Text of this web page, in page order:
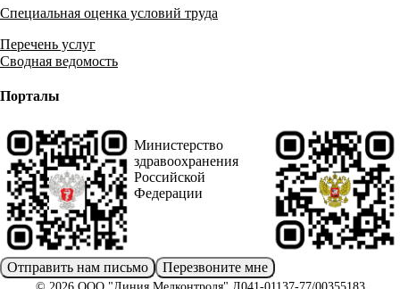
Специальная оценка условий труда
Перечень услуг
Сводная ведомость
Порталы
Министерство
здравоохранения
Российской
Федерации
Отправить нам письмо Перезвоните мне